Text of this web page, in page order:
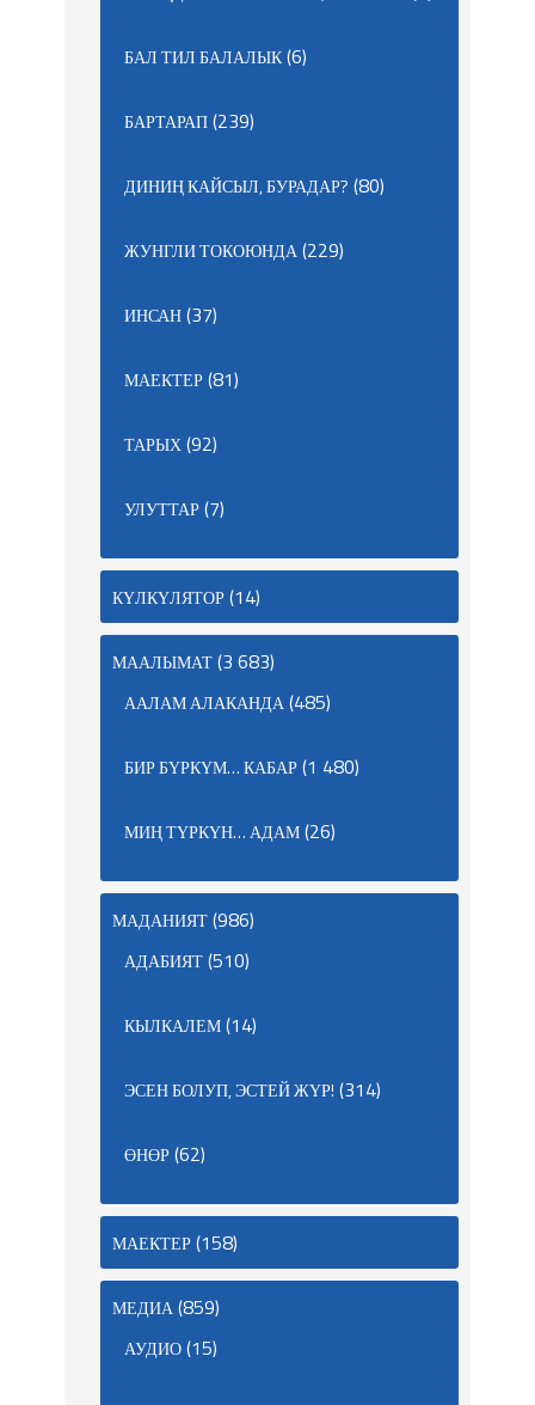
БАЛ ТИЛ БАЛАЛЫК(6)
БАРТАРАП(239)
ДИНИҢ КАЙСЫЛ, БУРАДАР? (80)
ЖУНГЛИ ТОКОЮНДА(229)
ИНСАН(37)
МАЕКТЕР(81)
ТАРЫХ(92)
УЛУТТАР(7)
КҮЛКҮЛЯТОР(14)
МААЛЫМАТ(3 683)
ААЛАМ АЛАКАНДА(485)
БИР БҮРКҮМ… КАБАР(1 480)
МИҢ ТҮРКҮН… АДАМ(26)
МАДАНИЯТ(986)
АДАБИЯТ(510)
КЫЛКАЛЕМ(14)
ЭСЕН БОЛУП, ЭСТЕЙ ЖҮР! (314)
ӨНӨР(62)
МАЕКТЕР(158)
МЕДИА(859)
АУДИО(15)